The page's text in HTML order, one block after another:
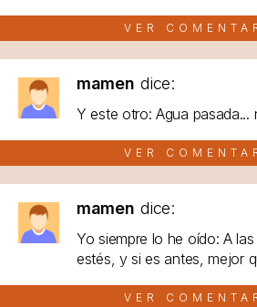
VER
mamen dice:
Y este otro: Agua pasada...
VER
mamen dice:
Yo siempre lo he oído: A
estés, y si es antes, mejor
VER